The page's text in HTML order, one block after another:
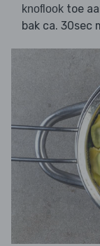
knoflook toe
bak ca. 30sec